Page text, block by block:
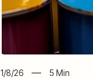
1/8/26 5 Min